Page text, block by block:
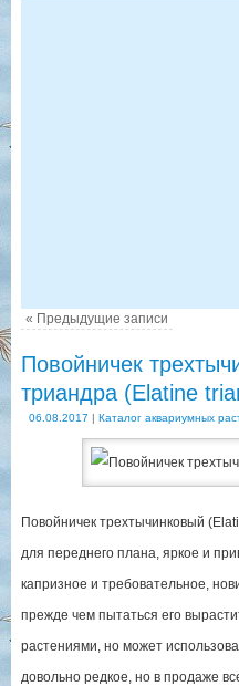
« Предыдущие записи
Повойничек
триандра (Elatine
06.08.2017 | Каталог аквариумных
Повойничек трехтычинковый
для переднего плана, яркое и
капризное и требовательное,
прежде чем пытаться его
растениями, но может
довольно редкое, но в продаже